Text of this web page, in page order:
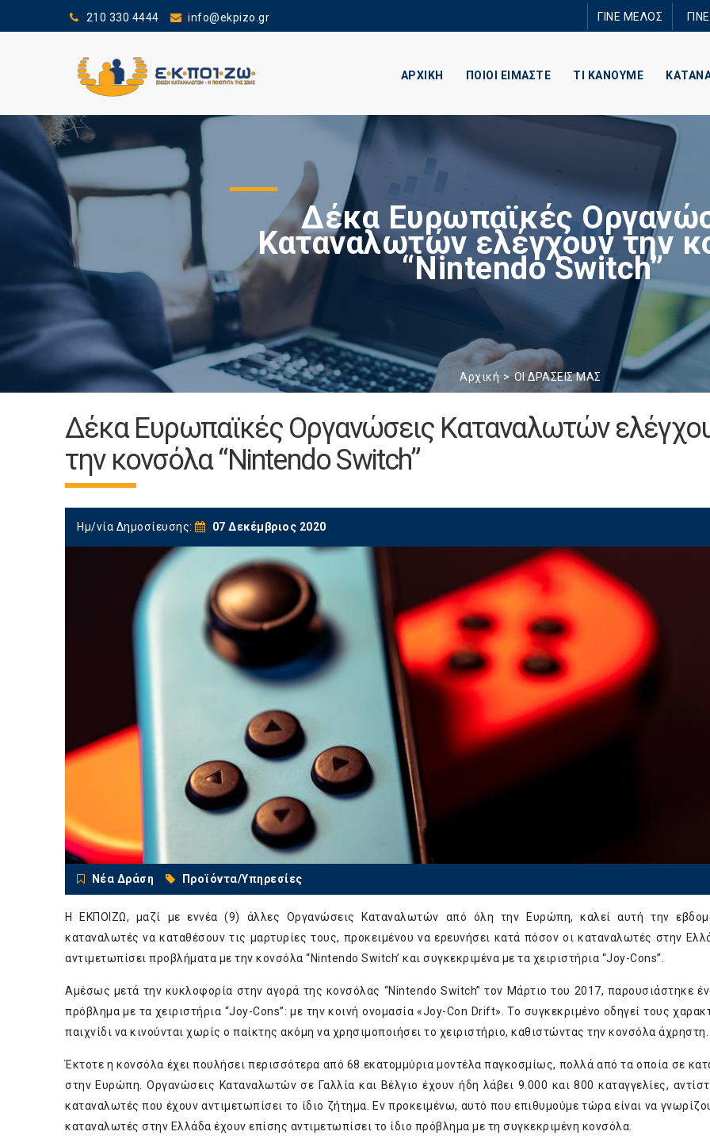
210 330 4444 info@ekpizo.gr ΓΙΝΕ ΜΕΛΟΣ
ΑΡΧΙΚΗ ΠΟΙΟΙ ΕΙΜΑΣΤΕ ΤΙ ΚΑΝΟΥΜΕ
Δέκα Ευρωπαϊκές
Καταναλωτών ελέγχουν την
“Nintendo Switch”
Αρχική ΟΙ ΔΡΑΣΕΙΣ ΜΑΣ
Δέκα Ευρωπαϊκές Οργανώσεις Καταναλωτών
την κονσόλα “Nintendo Switch”
Ημ/νία Δημοσίευσης: 07 Δεκέμβριος 2020
Νέα Δράση Προϊόντα/Υπηρεσίες
Η ΕΚΠΟΙΖΩ, μαζί με εννέα (9) άλλες Οργανώσεις Καταναλωτών από όλη την Ευρώπη, καλεί αυτή την
καταναλωτές να καταθέσουν τις μαρτυρίες τους, προκειμένου να ερευνήσει κατά πόσον οι καταναλωτές στην
αντιμετωπίσει προβλήματα με την κονσόλα “Nintendo Switch’ και συγκεκριμένα με τα χειριστήρια “Joy-Cons”.
Αμέσως μετά την κυκλοφορία στην αγορά της κονσόλας “Nintendo Switch” τον Μάρτιο του 2017, παρουσιάστηκε
πρόβλημα με τα χειριστήρια “Joy-Cons”: με την κοινή ονομασία «Joy-Con Drift». Το συγκεκριμένο οδηγεί τους
παιχνίδι να κινούνται χωρίς ο παίκτης ακόμη να χρησιμοποιήσει το χειριστήριο, καθιστώντας την κονσόλα άχρηστη.
Έκτοτε η κονσόλα έχει πουλήσει περισσότερα από 68 εκατομμύρια μοντέλα παγκοσμίως, πολλά από τα οποία σε
στην Ευρώπη. Οργανώσεις Καταναλωτών σε Γαλλία και Βέλγιο έχουν ήδη λάβει 9.000 και 800 καταγγελίες,
καταναλωτές που έχουν αντιμετωπίσει το ίδιο ζήτημα. Εν προκειμένω, αυτό που επιθυμούμε τώρα είναι να
καταναλωτές στην Ελλάδα έχουν επίσης αντιμετωπίσει το ίδιο πρόβλημα με τη συγκεκριμένη κονσόλα.